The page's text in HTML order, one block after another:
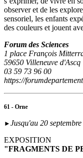
observer et de les
sensoriel, les enfants
des couleurs et jouent
Forum des Sciences
1 place François
59650 Villeneuve d'Ascq
03 59 73 96 00
https://
61 - Orne
► Jusqu'au 20 septembre
EXPOSITION
"FRAGMENTS DE